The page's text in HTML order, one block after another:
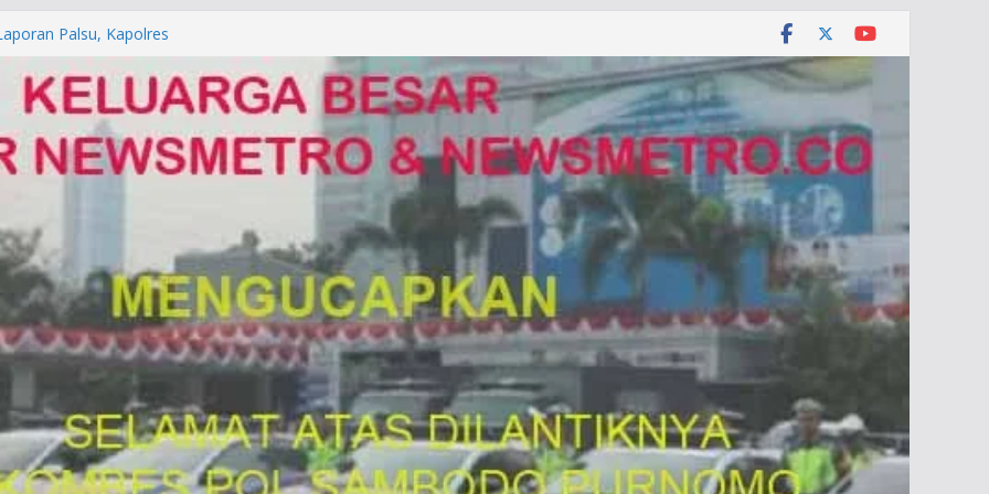
ke Mabes Polri
Palsu, Kapolres
PUNGLI SIM
Alam di Jawa Barat yang
KUHAP Baru 2026, Tegaskan
Dipidana
DENPASAR DAN
POLDA BALI DIDUGA